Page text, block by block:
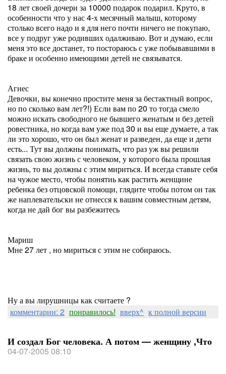
18 лет своей дочери за 10000 подарок подарил. Круто, в
особенности что у нас 4-х месячный малыш, которому
столько всего надо и я для него почти ничего не покупаю,
все у подруг уже родивших одалживаю. Вот и думаю, если
меня это все достанет, то постораюсь с уже побывавшими в
браке и особенно имеющими детей не связыватся.
Агнес
Девочки, вы конечно простите меня за бестактный вопрос,
но по сколько вам лет?!) Если вам по 20 то тогда смело
можно искать свободного не бывшего женатым и без детей
ровестника, но когда вам уже под 30 и вы еще думаете, а так
ли это хорошо, что он был женат и разведен, да еще и дети
есть... Тут вы должны понимать, что раз уж вы решили
связать свою жизнь с человеком, у которого была прошлая
жизнь, то вы должны с этим мириться. И всегда ставьте себя
на чужое место, чтобы понятиь как растить женщине
ребенка без отцовской помощи, глядите чтобы потом он так
же наплевательски не отнесся к вашим совместным детям,
когда не дай бог вы разбежитесь
Мариш
Мне 27 лет , но мириться с этим не собираюсь.
Ну а вы лирушницы как считаете ?
комментарии: 2 понравилось! вверх^ к полной версии
И создал Бог человека. А потом — женщину ,Что
04-07-2005 08:10